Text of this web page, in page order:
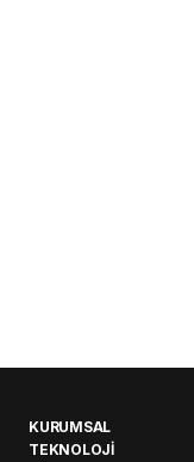
KURUMSAL
TEKNOLOJİ